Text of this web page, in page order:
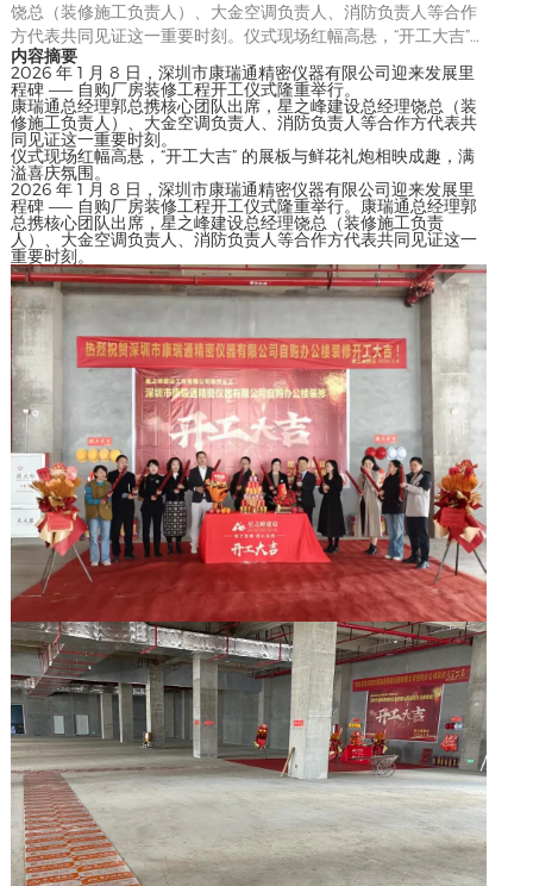
饶总（装修施工负责人）、大金空调负责人、消防负责人等合作
方代表共同见证这一重要时刻。仪式现场红幅高悬，“开工大吉”…
内容摘要
2026 年 1 月 8 日，深圳市康瑞通精密仪器有限公司迎来发展里
程碑 —— 自购厂房装修工程开工仪式隆重举行。
康瑞通总经理郭总携核心团队出席，星之峰建设总经理饶总（装
修施工负责人）、大金空调负责人、消防负责人等合作方代表共
同见证这一重要时刻。
仪式现场红幅高悬，“开工大吉” 的展板与鲜花礼炮相映成趣，满
溢喜庆氛围。
2026 年 1 月 8 日，深圳市康瑞通精密仪器有限公司迎来发展里
程碑 —— 自购厂房装修工程开工仪式隆重举行。康瑞通总经理郭
总携核心团队出席，星之峰建设总经理饶总（装修施工负责
人）、大金空调负责人、消防负责人等合作方代表共同见证这一
重要时刻。